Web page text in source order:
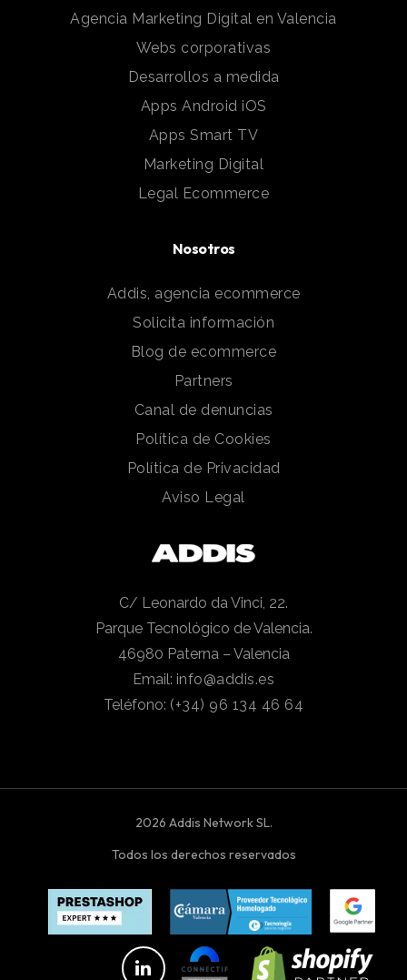
Agencia Marketing Digital en Valencia
Webs corporativas
Desarrollos a medida
Apps Android iOS
Apps Smart TV
Marketing Digital
Legal Ecommerce
Nosotros
Addis, agencia ecommerce
Solicita información
Blog de ecommerce
Partners
Canal de denuncias
Política de Cookies
Política de Privacidad
Aviso Legal
C/ Leonardo da Vinci, 22.
Parque Tecnológico de Valencia.
46980 Paterna – Valencia
Email: info@addis.es
Teléfono: (+34) 96 134 46 64
2026 Addis Network SL.
Todos los derechos reservados